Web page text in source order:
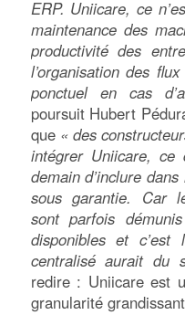
ERP. Uniicare, ce
maintenance des
productivité des
l’organisation des
ponctuel en cas
poursuit Hubert
que « des
intégrer Uniicare, ce
demain d’inclure
sous garantie. Car
sont parfois
disponibles et
centralisé aurait du
redire : Uniicare est
granularité